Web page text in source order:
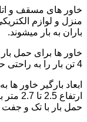
خاور های مسقف و
منزل و لوازم
باران به بار میشوند.
خاور ها برای حمل
4 تن بار را به راحتی حمل میکنند.
ارتفاع 2.5 تا 2.7 متر بار را به راحتی میتوان روی آنها قرار داد.
حمل بار با تک و جفت